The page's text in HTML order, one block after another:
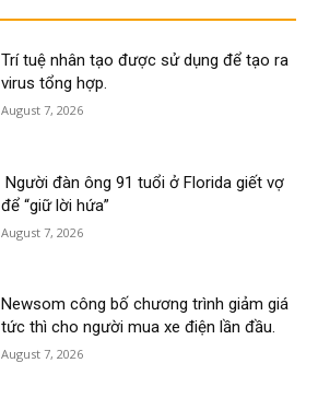
Trí tuệ nhân tạo được sử dụng để tạo ra
virus tổng hợp.
August 7, 2026
Người đàn ông 91 tuổi ở Florida giết vợ
để “giữ lời hứa”
August 7, 2026
Newsom công bố chương trình giảm giá
tức thì cho người mua xe điện lần đầu.
August 7, 2026